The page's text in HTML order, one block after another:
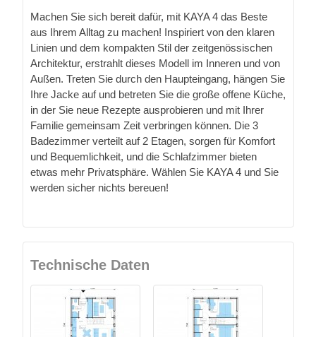
Machen Sie sich bereit dafür, mit KAYA 4 das Beste
aus Ihrem Alltag zu machen! Inspiriert von den klaren
Linien und dem kompakten Stil der zeitgenössischen
Architektur, erstrahlt dieses Modell im Inneren und von
Außen. Treten Sie durch den Haupteingang, hängen Sie
Ihre Jacke auf und betreten Sie die große offene Küche,
in der Sie neue Rezepte ausprobieren und mit Ihrer
Familie gemeinsam Zeit verbringen können. Die 3
Badezimmer verteilt auf 2 Etagen, sorgen für Komfort
und Bequemlichkeit, und die Schlafzimmer bieten
etwas mehr Privatsphäre. Wählen Sie KAYA 4 und Sie
werden sicher nichts bereuen!
Technische Daten